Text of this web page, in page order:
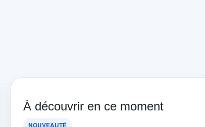
À découvrir en ce moment
NOUVEAUTÉ